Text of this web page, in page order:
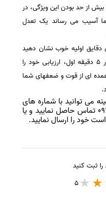
از حد بودن این ویژگی، در
آسیب می رساند یک تعدل
اولیه خوب نشان دهید
مصاحبه کنندگان حرفه ای در ۵ دقیقه اول، ارزیابی خود را
ای از قوت و ضعفهای شما
می توانید با شماره های
04133373424-09149724933 تماس حاصل نمایید و یا
خود را ارسال نمایید.
ثبت کنید
5